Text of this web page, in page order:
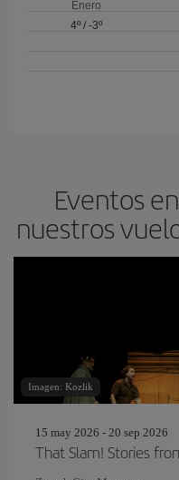
Enero
4º/ -3º
Eventos
nuestros
Imagen: Kozlik
15 may 2026 - 20 sep 2026
That Slam! Stories